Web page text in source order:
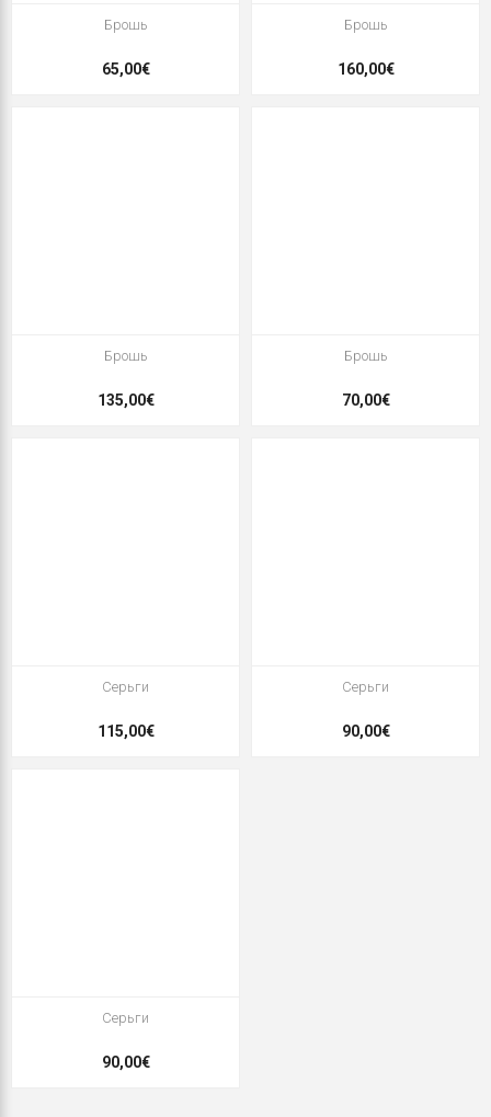
Брошь
65,00€
Брошь
160,00€
Брошь
135,00€
Брошь
70,00€
Серьги
115,00€
Серьги
90,00€
Серьги
90,00€